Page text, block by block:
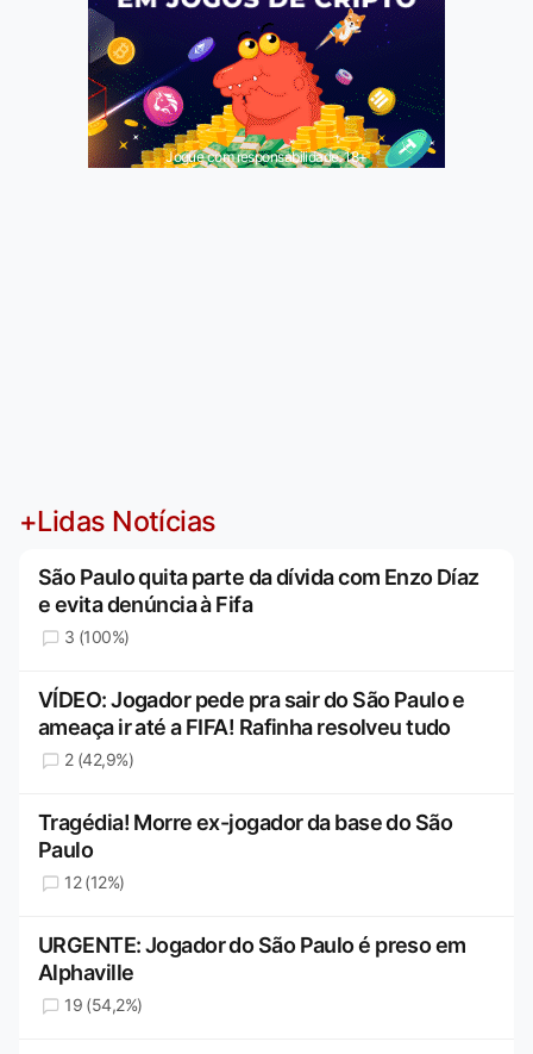
Jogue com responsabilidade. 18+
+Lidas Notícias
São Paulo quita parte da dívida com Enzo Díaz
e evita denúncia à Fifa
3 (100%)
VÍDEO: Jogador pede pra sair do São Paulo e
ameaça ir até a FIFA! Rafinha resolveu tudo
2 (42,9%)
Tragédia! Morre ex-jogador da base do São
Paulo
12 (12%)
URGENTE: Jogador do São Paulo é preso em
Alphaville
19 (54,2%)